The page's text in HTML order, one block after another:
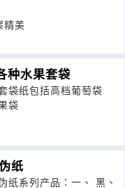
精美
种水果套袋
袋纸包括高档葡萄袋
袋
纸
纸系列产品：一、 黑、